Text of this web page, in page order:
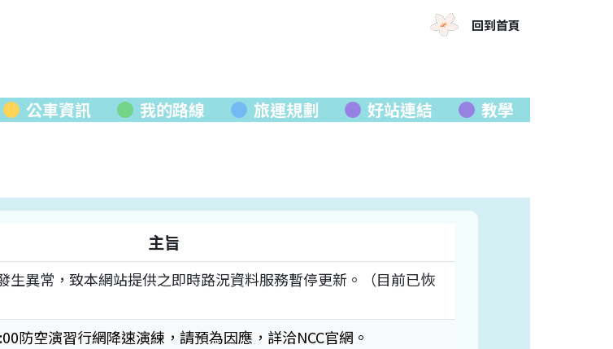
回到首頁
公車資訊 我的路線 旅運規劃 好站連結 教學
主旨
生異常，致本網站提供之即時路況資料服務暫停更新。（目前已恢
防空演習行網降速演練，請預為因應，詳洽NCC官網。